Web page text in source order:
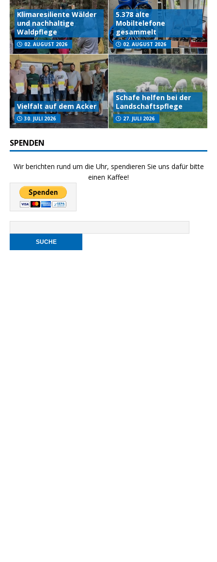
Klimaresiliente Wälder
und nachhaltige
Waldpflege
02. AUGUST 2026
5.378 alte
Mobiltelefone
gesammelt
02. AUGUST 2026
Vielfalt auf dem Acker
30. JULI 2026
Schafe helfen bei der
Landschaftspflege
27. JULI 2026
SPENDEN
Wir berichten rund um die Uhr, spendieren Sie uns dafür bitte
einen Kaffee!